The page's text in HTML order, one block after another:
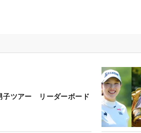
子ツアー リーダーボード